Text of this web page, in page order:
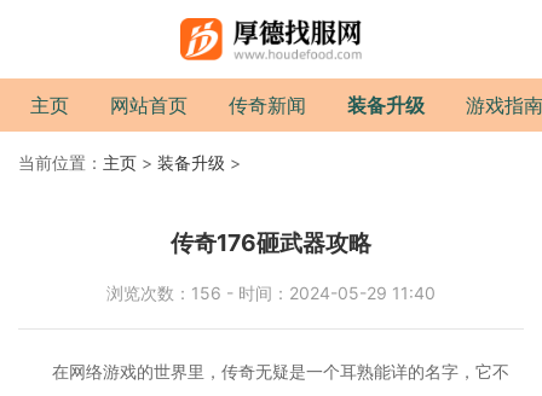
主页 网站首页 传奇新闻 装备升级 游戏指南
当前位置： 主页 > 装备升级 >
传奇176砸武器攻略
浏览次数：156 - 时间：2024-05-29 11:40
在网络游戏的世界里，传奇无疑是一个耳熟能详的名字，它不